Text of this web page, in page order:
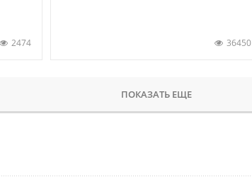
2474 36450
ПОКАЗАТЬ ЕЩЕ